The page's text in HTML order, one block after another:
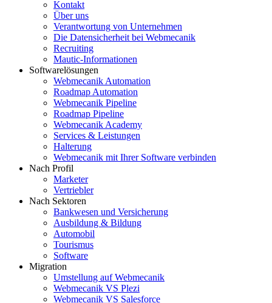
Kontakt
Über uns
Verantwortung von Unternehmen
Die Datensicherheit bei Webmecanik
Recruiting
Mautic-Informationen
Softwarelösungen
Webmecanik Automation
Roadmap Automation
Webmecanik Pipeline
Roadmap Pipeline
Webmecanik Academy
Services & Leistungen
Halterung
Webmecanik mit Ihrer Software verbinden
Nach Profil
Marketer
Vertriebler
Nach Sektoren
Bankwesen und Versicherung
Ausbildung & Bildung
Automobil
Tourismus
Software
Migration
Umstellung auf Webmecanik
Webmecanik VS Plezi
Webmecanik VS Salesforce